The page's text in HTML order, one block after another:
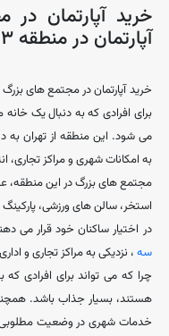
خرید آپارتمان
آپارتمان در منطقه ۳ انتخاب مناسبی است؟
برای افرادی که به دنبال یک
می ‌شود. این منطقه از تهران
به امکانات شهری و مراکز تجاری،
مجتمع ‌های بزرگ در این منطقه،
استخر، سالن ‌های ورزشی،
در اختیار ساکنان خود قرار می
سه ، نزدیکی به مراکز تجاری و
چرا که می ‌تواند برای افرادی که
خدمات شهری در وضعیت مطلوبی